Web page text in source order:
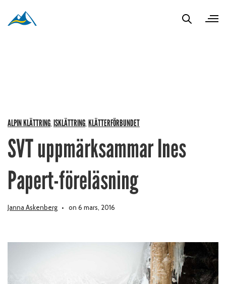
ALPIN KLÄTTRING ISKLÄTTRING KLÄTTERFÖRBUNDET
SVT uppmärksammar Ines
Papert-föreläsning
Janna Askenberg on 6 mars, 2016